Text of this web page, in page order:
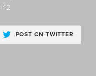
42
POST ON TWITTER